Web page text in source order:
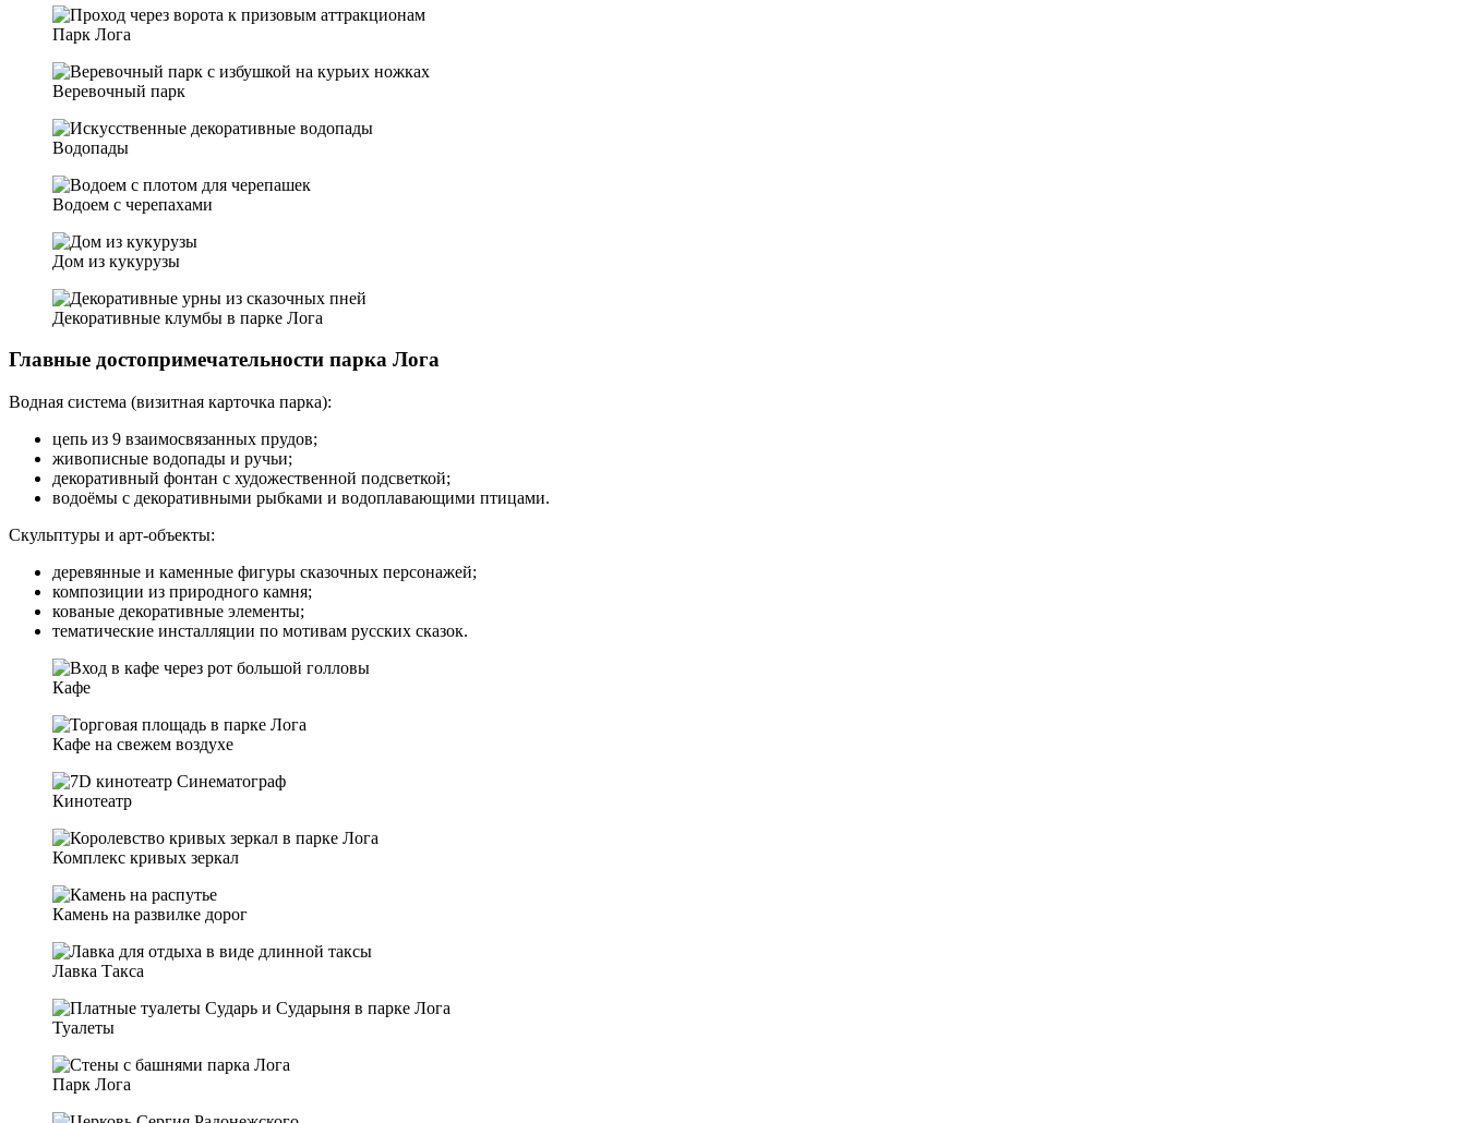
Парк Лога
Веревочный парк
Водопады
Водоем с черепахами
Дом из кукурузы
Декоративные клумбы в парке Лога
Главные достопримечательности парка Лога
Водная система (визитная карточка парка):
цепь из 9 взаимосвязанных прудов;
живописные водопады и ручьи;
декоративный фонтан с художественной подсветкой;
водоёмы с декоративными рыбками и водоплавающими птицами.
Скульптуры и арт‑объекты:
деревянные и каменные фигуры сказочных персонажей;
композиции из природного камня;
кованые декоративные элементы;
тематические инсталляции по мотивам русских сказок.
Кафе
Кафе на свежем воздухе
Кинотеатр
Комплекс кривых зеркал
Камень на развилке дорог
Лавка Такса
Туалеты
Парк Лога